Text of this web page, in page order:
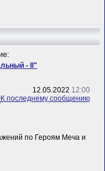
- II"
12.05.2022 12:00
по Героям Меча и